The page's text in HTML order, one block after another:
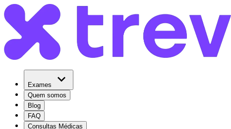
Exames
Quem somos
Blog
FAQ
Consultas Médicas